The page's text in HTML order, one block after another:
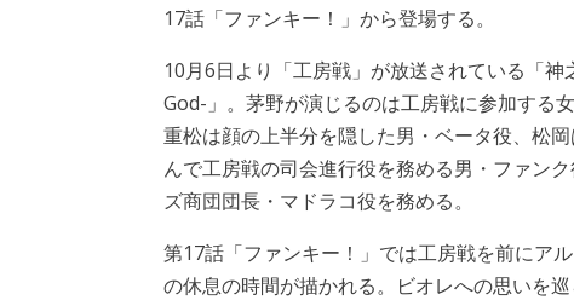
17話「ファンキー！」から登場する。
10月6日より「工房戦」が放送されている「
God-」。茅野が演じるのは工房戦に参加する
重松は顔の上半分を隠した男・ベータ役、松
んで工房戦の司会進行役を務める男・ファン
ズ商団団長・マドラコ役を務める。
第17話「ファンキー！」では工房戦を前にア
の休息の時間が描かれる。ビオレへの思いを